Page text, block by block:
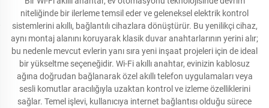
niteliğinde bir ilerleme temsil eder ve geleneksel elektrik kontrol
sistemlerini akıllı, bağlantılı cihazlara dönüştürür. Bu yenilikçi cihaz,
aynı montaj alanını koruyarak klasik duvar anahtarlarının yerini alır;
bu nedenle mevcut evlerin yanı sıra yeni inşaat projeleri için de ideal
bir yükseltme seçeneğidir. Wi-Fi akıllı anahtar, evinizin kablosuz
ağına doğrudan bağlanarak özel akıllı telefon uygulamaları veya
sesli komutlar aracılığıyla uzaktan kontrol ve izleme özelliklerini
sağlar. Temel işlevi, kullanıcıya internet bağlantısı olduğu sürece